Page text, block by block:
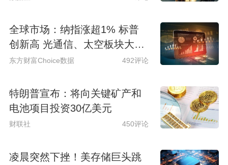
全球市场：纳指涨超1% 标普
创新高 光通信、太空板块大涨
SpaceX涨超15%
东方财富Choice数据 492评论
特朗普宣布：将向关键矿产和
电池项目投资30亿美元
财联社 450评论
凌晨突然下挫！美存储巨头跳